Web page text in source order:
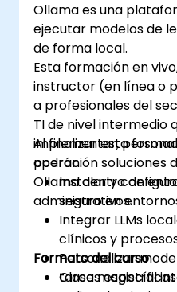
Ollama es una
ejecutar modelos de
de forma local.
Esta formación en
instructor (en línea o
a profesionales del
TI de nivel intermedio
implementar,
operación soluciones
Ollama dentro de
administrativos.
Al finalizar esta
podrán:
Instalar y
seguro en
Integrar LLMs
clínicos y
Personalizar
tareas
Formato del curso
Clase magistral